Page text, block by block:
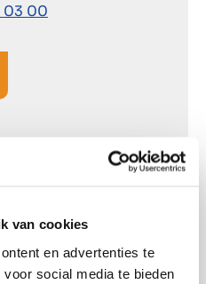
van cookies
en advertenties te
social media te bieden
03 00